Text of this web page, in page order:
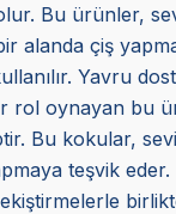
Bu ürünler,
alanda çiş
Yavru
rol oynayan bu
Bu kokular,
teşvik eder.